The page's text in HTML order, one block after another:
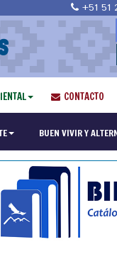
+51 51
CONTACTO
BUEN VIVIR Y
en Religiones